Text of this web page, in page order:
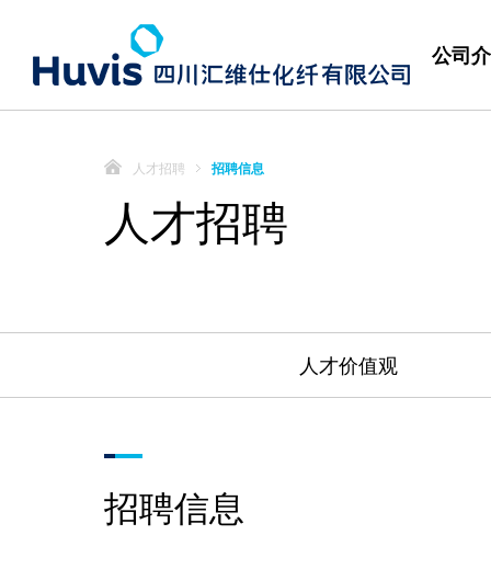
公司
人才招聘 招聘信息
人才招聘
人才价值观
招聘信息